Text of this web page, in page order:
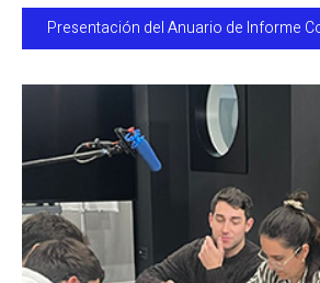
Presentación del Anuario de Informe